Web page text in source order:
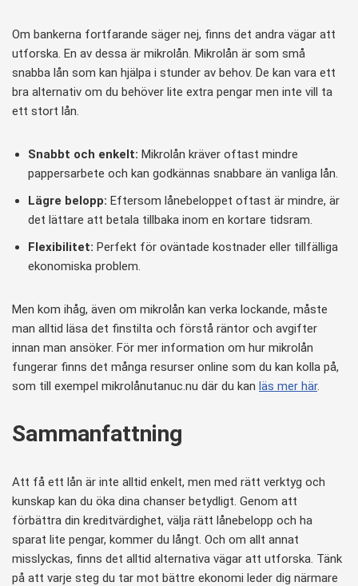
Om bankerna fortfarande säger nej, finns det andra vägar att
utforska. En av dessa är mikrolån. Mikrolån är som små
snabba lån som kan hjälpa i stunder av behov. De kan vara ett
bra alternativ om du behöver lite extra pengar men inte vill ta
ett stort lån.
Snabbt och enkelt: Mikrolån kräver oftast mindre
pappersarbete och kan godkännas snabbare än vanliga lån.
Lägre belopp: Eftersom lånebeloppet oftast är mindre, är
det lättare att betala tillbaka inom en kortare tidsram.
Flexibilitet: Perfekt för oväntade kostnader eller tillfälliga
ekonomiska problem.
Men kom ihåg, även om mikrolån kan verka lockande, måste
man alltid läsa det finstilta och förstå räntor och avgifter
innan man ansöker. För mer information om hur mikrolån
fungerar finns det många resurser online som du kan kolla på,
som till exempel mikrolånutanuc.nu där du kan läs mer här.
Sammanfattning
Att få ett lån är inte alltid enkelt, men med rätt verktyg och
kunskap kan du öka dina chanser betydligt. Genom att
förbättra din kreditvärdighet, välja rätt lånebelopp och ha
sparat lite pengar, kommer du långt. Och om allt annat
misslyckas, finns det alltid alternativa vägar att utforska. Tänk
på att varje steg du tar mot bättre ekonomi leder dig närmare